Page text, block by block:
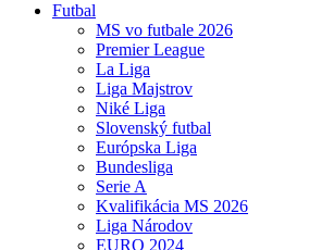
Futbal
MS vo futbale 2026
Premier League
La Liga
Liga Majstrov
Niké Liga
Slovenský futbal
Európska Liga
Bundesliga
Serie A
Kvalifikácia MS 2026
Liga Národov
EURO 2024